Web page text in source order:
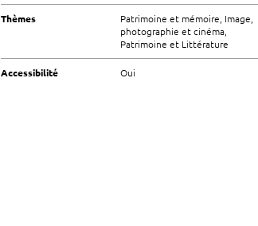
Thèmes
Patrimoine et mémoire, Image,
photographie et cinéma,
Patrimoine et Littérature
Accessibilité Oui